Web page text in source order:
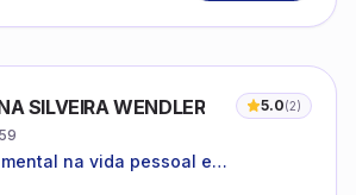
SILVEIRA WENDLER 5.0(2)
na vida pessoal e